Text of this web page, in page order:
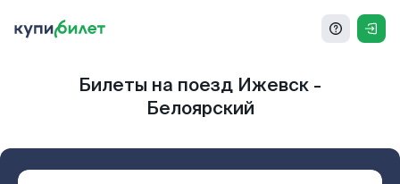
Билеты на поезд Ижевск -
Белоярский